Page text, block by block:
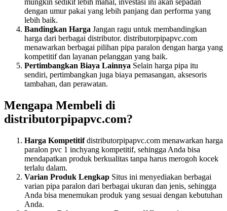
mungkin sedikit lebih mahal, investasi ini akan sepadan
dengan umur pakai yang lebih panjang dan performa yang
lebih baik.
Bandingkan Harga Jangan ragu untuk membandingkan
harga dari berbagai distributor. distributorpipapvc.com
menawarkan berbagai pilihan pipa paralon dengan harga yang
kompetitif dan layanan pelanggan yang baik.
Pertimbangkan Biaya Lainnya Selain harga pipa itu
sendiri, pertimbangkan juga biaya pemasangan, aksesoris
tambahan, dan perawatan.
Mengapa Membeli di
distributorpipapvc.com?
Harga Kompetitifdistributorpipapvc.com menawarkan harga
paralon pvc 1 inchyang kompetitif, sehingga Anda bisa
mendapatkan produk berkualitas tanpa harus merogoh kocek
terlalu dalam.
Varian Produk Lengkap Situs ini menyediakan berbagai
varian pipa paralon dari berbagai ukuran dan jenis, sehingga
Anda bisa menemukan produk yang sesuai dengan kebutuhan
Anda.